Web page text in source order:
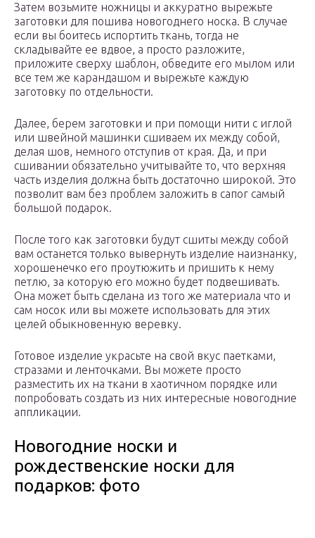
Затем возьмите ножницы и аккуратно вырежьте
заготовки для пошива новогоднего носка. В случае
если вы боитесь испортить ткань, тогда не
складывайте ее вдвое, а просто разложите,
приложите сверху шаблон, обведите его мылом или
все тем же карандашом и вырежьте каждую
заготовку по отдельности.
Далее, берем заготовки и при помощи нити с иглой
или швейной машинки сшиваем их между собой,
делая шов, немного отступив от края. Да, и при
сшивании обязательно учитывайте то, что верхняя
часть изделия должна быть достаточно широкой. Это
позволит вам без проблем заложить в сапог самый
большой подарок.
После того как заготовки будут сшиты между собой
вам останется только вывернуть изделие наизнанку,
хорошенечко его проутюжить и пришить к нему
петлю, за которую его можно будет подвешивать.
Она может быть сделана из того же материала что и
сам носок или вы можете использовать для этих
целей обыкновенную веревку.
Готовое изделие украсьте на свой вкус паетками,
стразами и ленточками. Вы можете просто
разместить их на ткани в хаотичном порядке или
попробовать создать из них интересные новогодние
аппликации.
Новогодние носки и
рождественские носки для
подарков: фото